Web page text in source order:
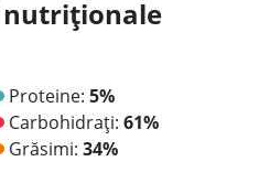
Proteine: 5%
Carbohidrați: 61%
Grăsimi: 34%